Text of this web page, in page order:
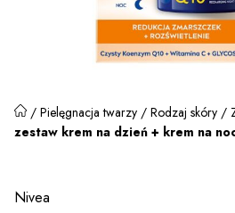
/ Pielęgnacja twarzy / Rodzaj skóry /
zestaw krem na dzień + krem na
Nivea